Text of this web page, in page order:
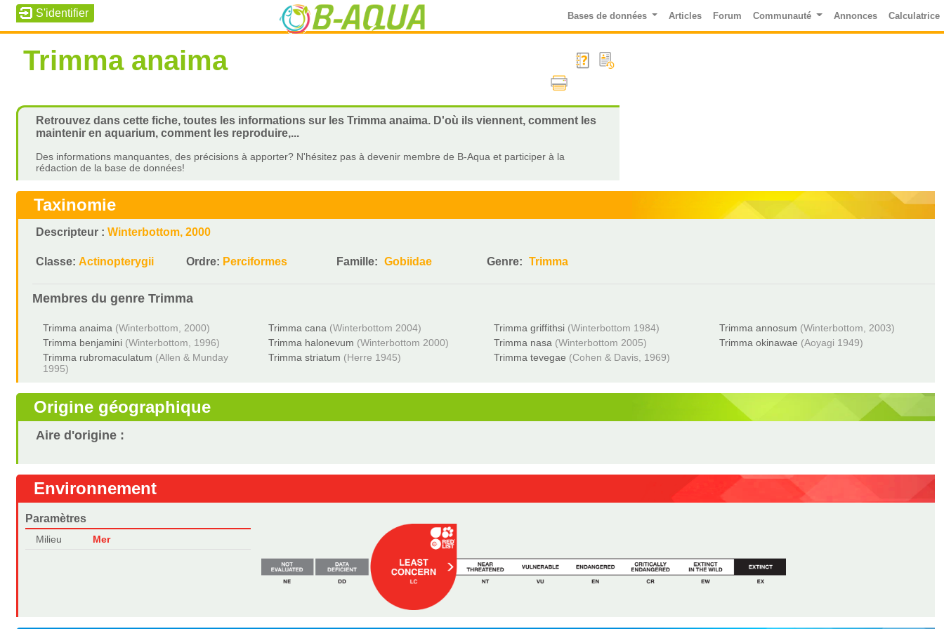
Bases de données Articles Forum Communauté Annonces Calculatrice
Trimma anaima
Retrouvez dans cette fiche, toutes les informations sur les Trimma anaima. D'où ils viennent, comment les
maintenir en aquarium, comment les reproduire,...
Des informations manquantes, des précisions à apporter? N'hésitez pas à devenir membre de B-Aqua et participer à la
rédaction de la base de données!
Taxinomie
Descripteur :Winterbottom, 2000
Classe:Actinopterygii Ordre: Perciformes Famille: Gobiidae Genre: Trimma
Membres du genreTrimma
Trimma anaima (Winterbottom, 2000) Trimma cana (Winterbottom 2004) Trimma griffithsi (Winterbottom 1984) Trimma annosum (Winterbottom, 2003)
Trimma benjamini (Winterbottom, 1996) Trimma halonevum (Winterbottom 2000) Trimma nasa (Winterbottom 2005) Trimma okinawae (Aoyagi 1949)
Trimma rubromaculatum (Allen & Munday
1995)
Trimma striatum (Herre 1945) Trimma tevegae (Cohen & Davis, 1969)
Origine géographique
Aire d'origine :
Environnement
Paramètres
Milieu Mer